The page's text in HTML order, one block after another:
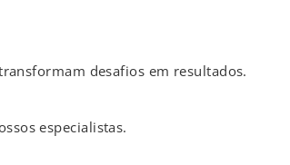
desafios em resultados.
especialistas.